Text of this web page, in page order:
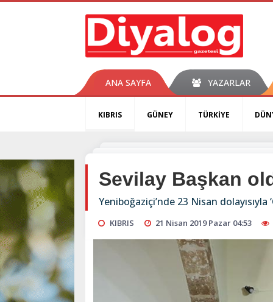
ANA SAYFA YAZARLAR
KIBRIS GÜNEY TÜRKİYE
Sevilay Başkan
Yeniboğaziçi’nde 23 Nisan
KIBRIS 21 Nisan 2019 Pazar 04:53